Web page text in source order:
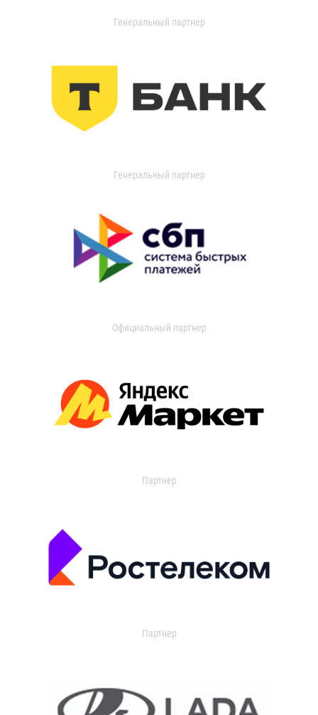
Генеральный партнер
Генеральный партнер
Официальный партнер
Партнер
Партнер